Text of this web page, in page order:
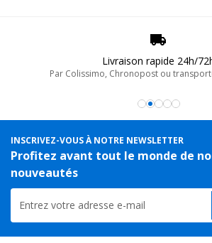
Livraison rapide 24h/
Par Colissimo, Chronopost ou
INSCRIVEZ-VOUS À NOTRE NEWSLETTER
Profitez avant tout le monde de
nouveautés